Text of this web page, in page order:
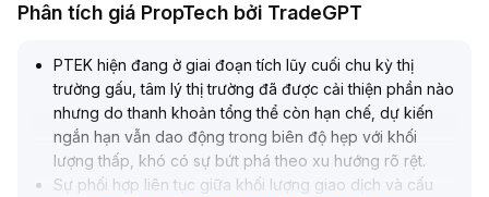
Phân tích giá PropTech bởi TradeGPT
PTEK hiện đang ở giai đoạn tích lũy cuối chu kỳ thị
trường gấu, tâm lý thị trường đã được cải thiện phần nào
nhưng do thanh khoản tổng thể còn hạn chế, dự kiến
ngắn hạn vẫn dao động trong biên độ hẹp với khối
lượng thấp, khó có sự bứt phá theo xu hướng rõ rệt.
Sự phối hợp liên tục giữa khối lượng giao dịch và cấu